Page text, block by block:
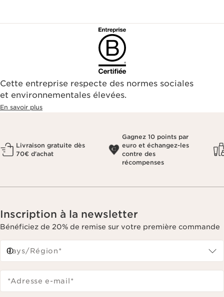
Cette entreprise respecte des normes sociales
et environnementales élevées.
En savoir plus
Livraison gratuite dès
70€ d'achat
Gagnez 10 points par
euro et échangez-les
contre des
récompenses
Inscription à la newsletter
Bénéficiez de 20% de remise sur votre première commande
Pays/Région*
*Adresse e-mail*